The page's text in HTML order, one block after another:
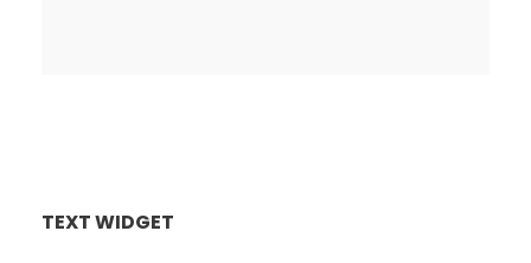
TEXT WIDGET